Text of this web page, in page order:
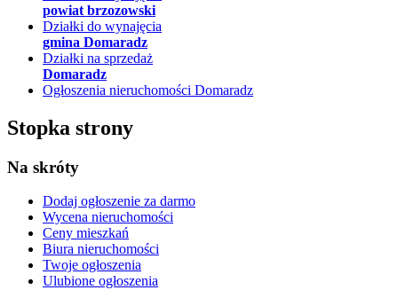
powiat brzozowski
Działki do wynajęcia
gmina Domaradz
Działki na sprzedaż
Domaradz
Ogłoszenia nieruchomości Domaradz
Stopka strony
Na skróty
Dodaj ogłoszenie za darmo
Wycena nieruchomości
Ceny mieszkań
Biura nieruchomości
Twoje ogłoszenia
Ulubione ogłoszenia